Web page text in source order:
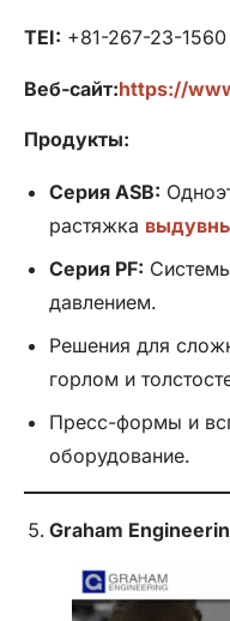
TEI: +81-267-23-1560
Веб-сайт:https://
Продукты:
Серия ASB:
растяжка
Серия PF:
давлением.
Решения для
горлом и
Пресс-формы и
оборудование.
Graham